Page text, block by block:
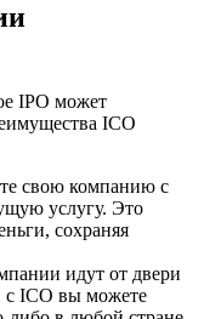
IPO может
ICO
свою компанию с
услугу. Это
сохраняя
идут от двери
с ICO вы можете